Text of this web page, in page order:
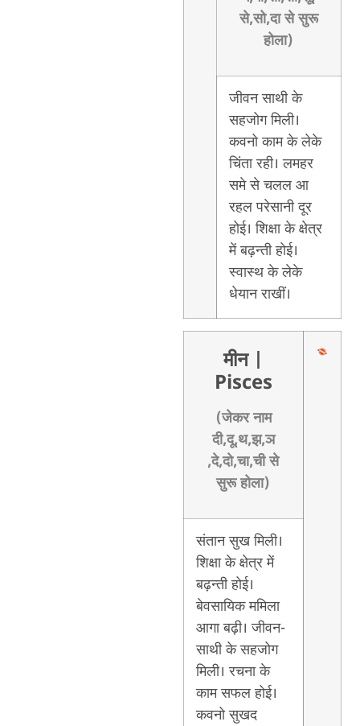
से,सो,दा से सुरू
होला)
जीवन साथी के
सहजोग मिली।
कवनो काम के लेके
चिंता रही। लमहर
समे से चलल आ
रहल परेसानी दूर
होई। शिक्षा के क्षेत्र
में बढ़न्ती होई।
स्वास्थ के लेके
धेयान राखीं।
मीन
Pisces
(जेकर नाम
दी,दू,थ,झ,ञ
,दे,दो,चा,ची से
सुरू होला)
संतान सुख मिली।
शिक्षा के क्षेत्र में
बढ़न्ती होई।
बेवसायिक ममिला
आगा बढ़ी। जीवन-
साथी के सहजोग
मिली। रचना के
काम सफल होई।
कवनो सुखद